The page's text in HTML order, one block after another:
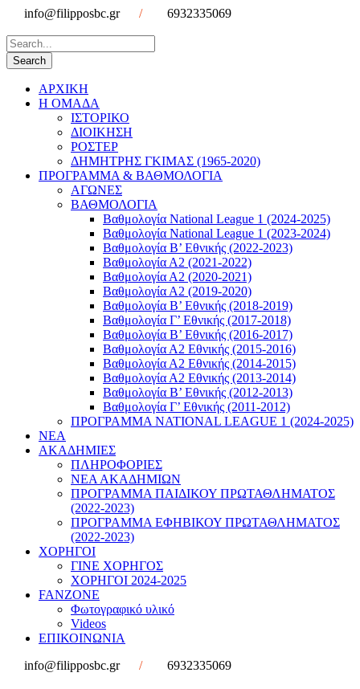
info@filipposbc.gr / 6932335069
ΑΡΧΙΚΗ
Η ΟΜΑΔΑ
ΙΣΤΟΡΙΚΟ
ΔΙΟΙΚΗΣΗ
ΡΟΣΤΕΡ
ΔΗΜΗΤΡΗΣ ΓΚΙΜΑΣ (1965-2020)
ΠΡΟΓΡΑΜΜΑ & ΒΑΘΜΟΛΟΓΙΑ
ΑΓΩΝΕΣ
ΒΑΘΜΟΛΟΓΙΑ
Βαθμολογία National League 1 (2024-2025)
Βαθμολογία National League 1 (2023-2024)
Βαθμολογία Β’ Εθνικής (2022-2023)
Βαθμολογία Α2 (2021-2022)
Βαθμολογία Α2 (2020-2021)
Βαθμολογία Α2 (2019-2020)
Βαθμολογία B’ Εθνικής (2018-2019)
Βαθμολογία Γ’ Εθνικής (2017-2018)
Βαθμολογία Β’ Εθνικής (2016-2017)
Βαθμολογία Α2 Εθνικής (2015-2016)
Βαθμολογία Α2 Εθνικής (2014-2015)
Βαθμολογία Α2 Εθνικής (2013-2014)
Βαθμολογία Β’ Εθνικής (2012-2013)
Βαθμολογία Γ’ Εθνικής (2011-2012)
ΠΡΟΓΡΑΜΜΑ NATIONAL LEAGUE 1 (2024-2025)
ΝΕΑ
ΑΚΑΔΗΜΙΕΣ
ΠΛΗΡΟΦΟΡΙΕΣ
ΝΕΑ ΑΚΑΔΗΜΙΩΝ
ΠΡΟΓΡΑΜΜΑ ΠΑΙΔΙΚΟΥ ΠΡΩΤΑΘΛΗΜΑΤΟΣ
(2022-2023)
ΠΡΟΓΡΑΜΜΑ ΕΦΗΒΙΚΟΥ ΠΡΩΤΑΘΛΗΜΑΤΟΣ
(2022-2023)
ΧΟΡΗΓΟΙ
ΓΙΝΕ ΧΟΡΗΓΟΣ
ΧΟΡΗΓΟΙ 2024-2025
FANZONE
Φωτογραφικό υλικό
Videos
ΕΠΙΚΟΙΝΩΝΙΑ
info@filipposbc.gr
/ 6932335069